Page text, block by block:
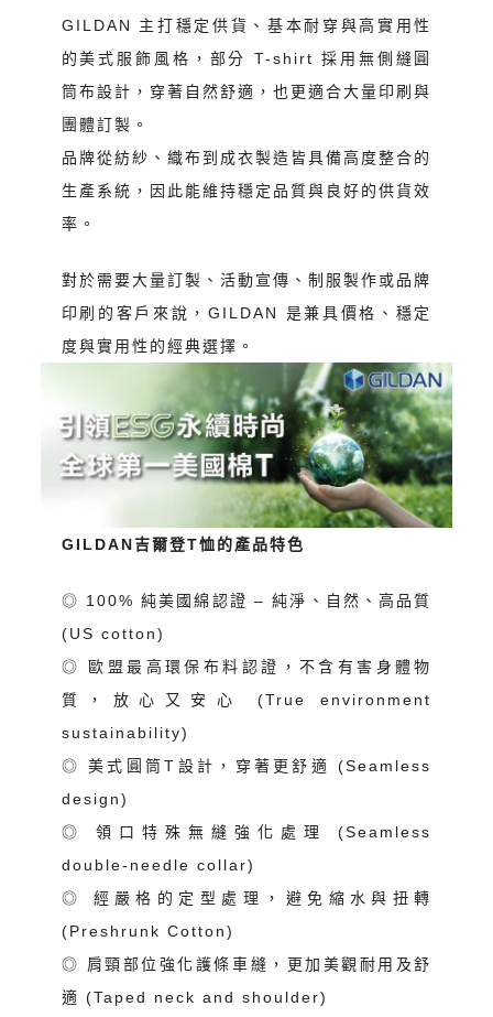
GILDAN 主打穩定供貨、基本耐穿與高實用性
的美式服飾風格，部分 T-shirt 採用無側縫圓
筒布設計，穿著自然舒適，也更適合大量印刷與
團體訂製。
品牌從紡紗、織布到成衣製造皆具備高度整合的
生產系統，因此能維持穩定品質與良好的供貨效
率。
對於需要大量訂製、活動宣傳、制服製作或品牌
印刷的客戶來說，GILDAN 是兼具價格、穩定
度與實用性的經典選擇。
GILDAN吉爾登T恤的產品特色
◎ 100% 純美國綿認證 – 純淨、自然、高品質
(US cotton)
◎ 歐盟最高環保布料認證，不含有害身體物
質，放心又安心 (True environment
sustainability)
◎ 美式圓筒T設計，穿著更舒適 (Seamless
design)
◎ 領口特殊無縫強化處理 (Seamless
double-needle collar)
◎ 經嚴格的定型處理，避免縮水與扭轉
(Preshrunk Cotton)
◎ 肩頸部位強化護條車縫，更加美觀耐用及舒
適 (Taped neck and shoulder)